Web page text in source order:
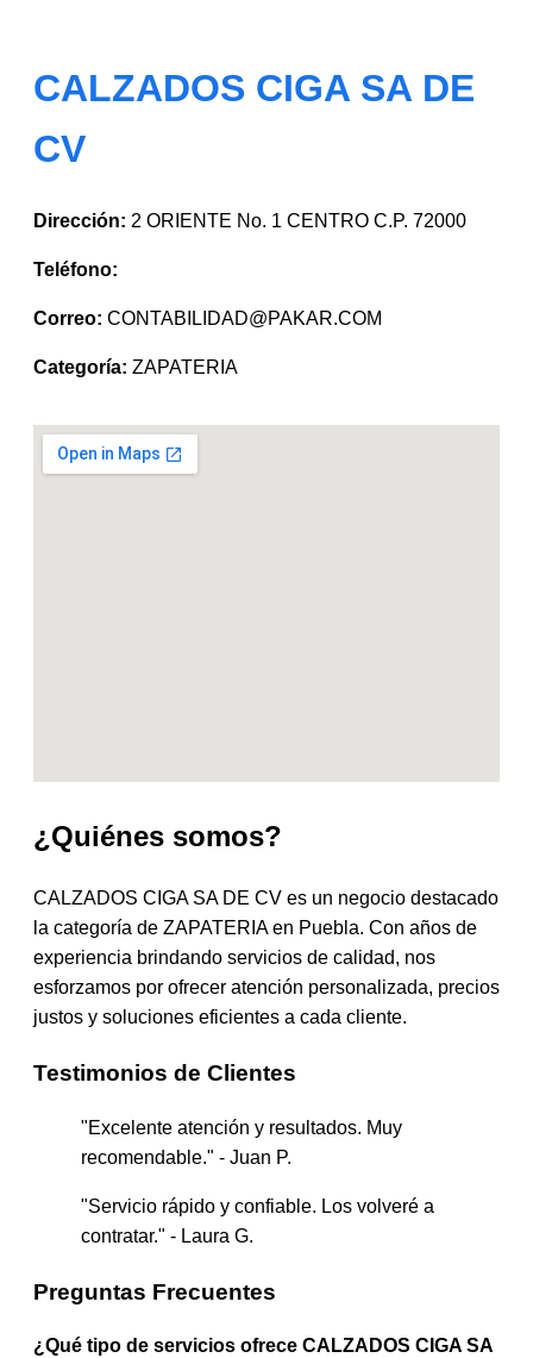
CALZADOS CIGA SA DE
CV
Dirección: 2 ORIENTE No. 1 CENTRO C.P. 72000
Teléfono:
Correo: CONTABILIDAD@PAKAR.COM
Categoría: ZAPATERIA
¿Quiénes somos?
CALZADOS CIGA SA DE CV es un negocio destacado
la categoría de ZAPATERIA en Puebla. Con años de
experiencia brindando servicios de calidad, nos
esforzamos por ofrecer atención personalizada, precios
justos y soluciones eficientes a cada cliente.
Testimonios de Clientes
"Excelente atención y resultados. Muy
recomendable." - Juan P.
"Servicio rápido y confiable. Los volveré a
contratar." - Laura G.
Preguntas Frecuentes
¿Qué tipo de servicios ofrece CALZADOS CIGA SA